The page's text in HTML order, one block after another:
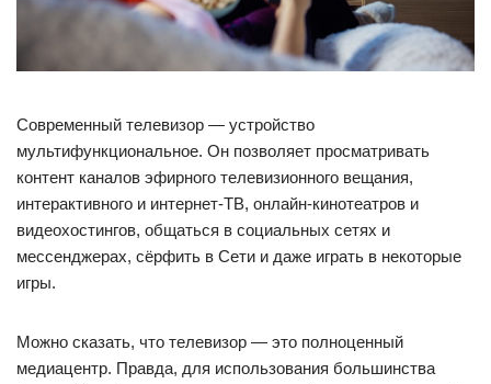
Современный телевизор — устройство
мультифункциональное. Он позволяет просматривать
контент каналов эфирного телевизионного вещания,
интерактивного и интернет-ТВ, онлайн-кинотеатров и
видеохостингов, общаться в социальных сетях и
мессенджерах, сёрфить в Сети и даже играть в некоторые
игры.
Можно сказать, что телевизор — это полноценный
медиацентр. Правда, для использования большинства